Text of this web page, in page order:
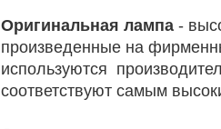
Оригинальная лампа -
произведенные на
используются
соответствуют самым